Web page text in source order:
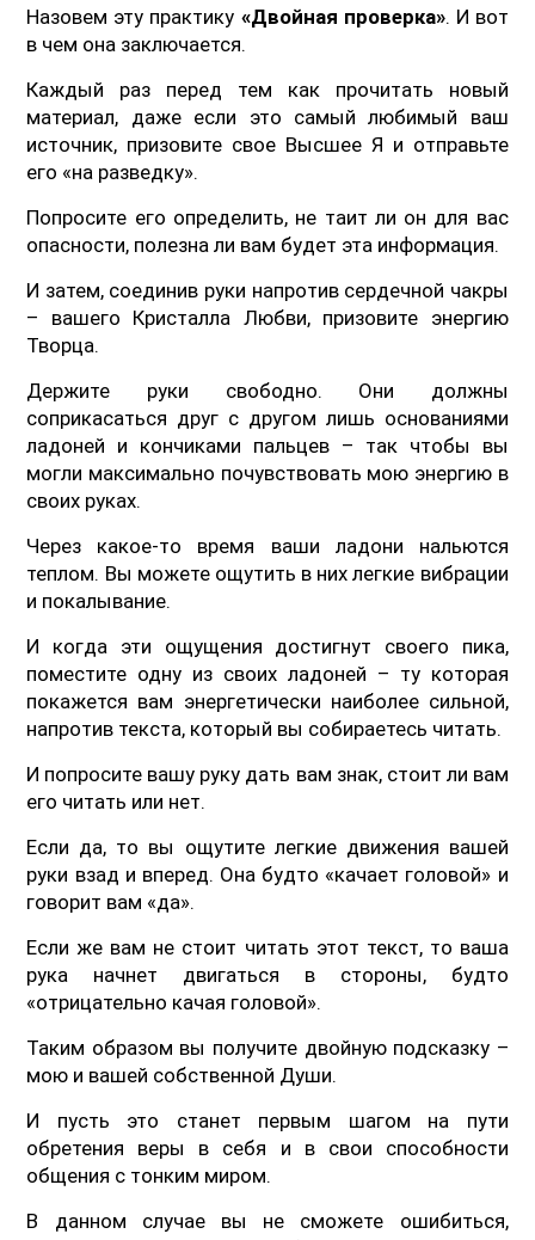
Назовем эту практику «Двойная проверка». И вот
в чем она заключается.
Каждый раз перед тем как прочитать новый
материал, даже если это самый любимый ваш
источник, призовите свое Высшее Я и отправьте
его «на разведку».
Попросите его определить, не таит ли он для вас
опасности, полезна ли вам будет эта информация.
И затем, соединив руки напротив сердечной чакры
– вашего Кристалла Любви, призовите энергию
Творца.
Держите руки свободно. Они должны
соприкасаться друг с другом лишь основаниями
ладоней и кончиками пальцев – так чтобы вы
могли максимально почувствовать мою энергию в
своих руках.
Через какое-то время ваши ладони нальются
теплом. Вы можете ощутить в них легкие вибрации
и покалывание.
И когда эти ощущения достигнут своего пика,
поместите одну из своих ладоней – ту которая
покажется вам энергетически наиболее сильной,
напротив текста, который вы собираетесь читать.
И попросите вашу руку дать вам знак, стоит ли вам
его читать или нет.
Если да, то вы ощутите легкие движения вашей
руки взад и вперед. Она будто «качает головой» и
говорит вам «да».
Если же вам не стоит читать этот текст, то ваша
рука начнет двигаться в стороны, будто
«отрицательно качая головой».
Таким образом вы получите двойную подсказку –
мою и вашей собственной Души.
И пусть это станет первым шагом на пути
обретения веры в себя и в свои способности
общения с тонким миром.
В данном случае вы не сможете ошибиться,